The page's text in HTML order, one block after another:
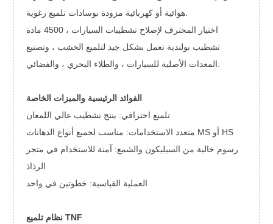
اختيار المحترف لإصلاح تشطيبات السيارات ، 4500 مادة
تشطيب بولندية تعمل بشكل جيد لتلميع الخشب ، وتصنيع
الفوائد الرئيسية والميزات الخاصة
تلميع احترافي: ينتج تشطيب عالي اللمعان
متعدد الاستخدامات: مناسب لجميع أنواع الدهانات MS أو HS
رسوم خالية من السيليكون والشمع: آمنة للاستخدام في متجر
الرذاذ
العملية القياسية: خطوتين في واحد
نظام تلميع TNF